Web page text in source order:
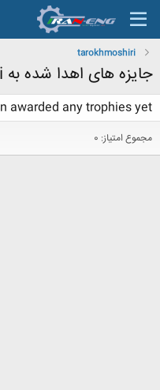
tarokhmoshiri
جایزه های اهدا شده به tarokhmoshiri
awarded any trophies yet.
مجموع امتیاز: 0